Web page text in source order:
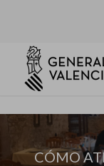
CÓMO ATENDER
CÓMO